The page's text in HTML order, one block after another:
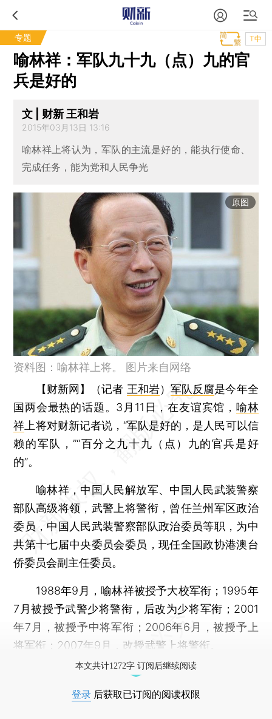
专题 T中
喻林祥：军队九十九（点）九的官
兵是好的
文 | 财新 王和岩
2015年03月13日 13:16
喻林祥上将认为，军队的主流是好的，能执行使命、
完成任务，能为党和人民争光
原图
资料图：喻林祥上将。 图片来自网络
【财新网】（记者 王和岩） 军队反腐是今年全
国两会最热的话题。3月11日，在友谊宾馆， 喻林
祥 上将对财新记者说，“军队是好的，是人民可以信
赖的军队，”“百分之九十九（点）九的官兵是好
的”。
喻林祥，中国人民解放军、中国人民武装警察
部队高级将领，武警上将警衔，曾任兰州军区政治
委员，中国人民武装警察部队政治委员等职，为中
共第十七届中央委员会委员，现任全国政协港澳台
侨委员会副主任委员。
1988年9月，喻林祥被授予大校军衔；1995年
7月被授予武警少将警衔，后改为少将军衔；2001
年7月，被授予中将军衔；2006年6月，被授予上
将军衔；2007年9月，改授武警上将警衔。
本文共计1272字 订阅后继续阅读
登录 后获取已订阅的阅读权限